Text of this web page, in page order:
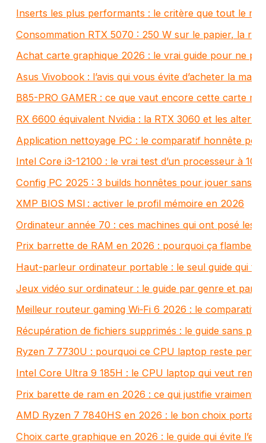
Inserts les plus performants : le critère que tout le
Consommation RTX 5070 : 250 W sur le papier, la
Achat carte graphique 2026 : le vrai guide pour ne
Asus Vivobook : l’avis qui vous évite d’acheter la
B85-PRO GAMER : ce que vaut encore cette carte
RX 6600 équivalent Nvidia : la RTX 3060 et les
Application nettoyage PC : le comparatif honnête
Intel Core i3-12100 : le vrai test d’un processeur à
Config PC 2025 : 3 builds honnêtes pour jouer sans
XMP BIOS MSI : activer le profil mémoire en 2026
Ordinateur année 70 : ces machines qui ont posé les
Prix barrette de RAM en 2026 : pourquoi ça flambe
Haut-parleur ordinateur portable : le seul guide qui te
Jeux vidéo sur ordinateur : le guide par genre et par
Meilleur routeur gaming Wi‑Fi 6 2026 : le comparatif
Récupération de fichiers supprimés : le guide sans
Ryzen 7 7730U : pourquoi ce CPU laptop reste
Intel Core Ultra 9 185H : le CPU laptop qui veut
Prix barette de ram en 2026 : ce qui justifie vraiment
AMD Ryzen 7 7840HS en 2026 : le bon choix
Choix carte graphique en 2026 : le guide qui évite